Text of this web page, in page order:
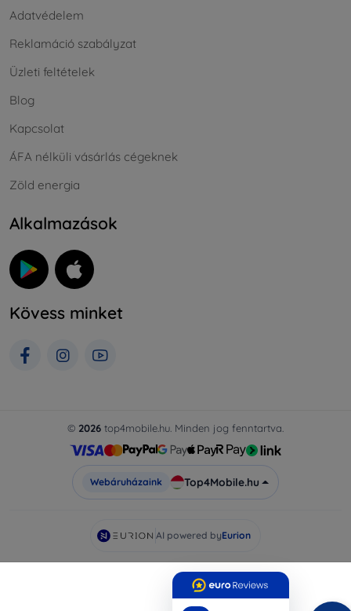
Adatvédelem
Reklamáció szabályzat
Üzleti feltételek
Blog
Kapcsolat
ÁFA nélküli vásárlás cégeknek
Zöld energia
Alkalmazások
Kövess minket
© 2026 top4mobile.hu. Minden jog fenntartva.
Webáruházaink Top4Mobile.hu
AI powered byEurion